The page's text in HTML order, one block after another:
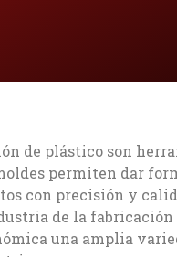
de plástico son
permiten dar
con precisión y
de la
una amplia